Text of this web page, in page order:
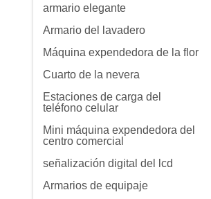
armario elegante
Armario del lavadero
Máquina expendedora de la flor
Cuarto de la nevera
Estaciones de carga del
teléfono celular
Mini máquina expendedora del
centro comercial
señalización digital del lcd
Armarios de equipaje